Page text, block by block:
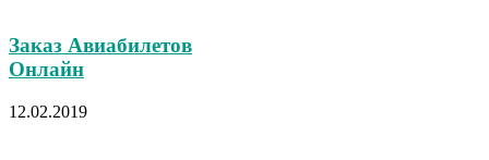
Заказ Авиабилетов
Онлайн
12.02.2019